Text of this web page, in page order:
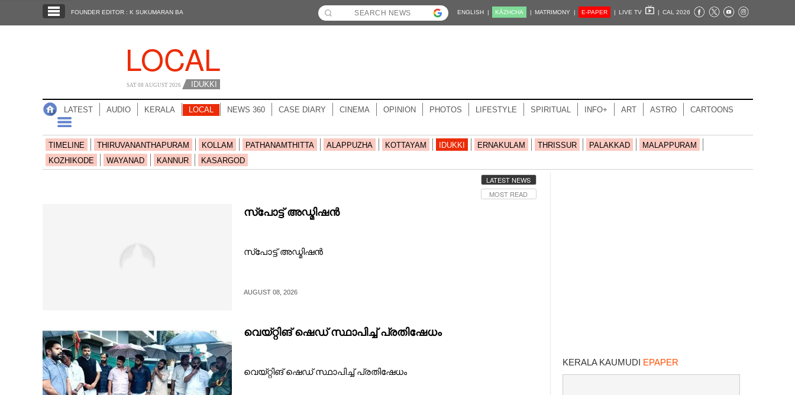
KERALA
PHOTOS
LIFESTYLE
FOUNDER EDITOR : K SUKUMARAN BA ENGLISH | KĀZHCHA | MATRIMONY | E-PAPER | LIVE TV | CAL 2026
LOCAL
SAT 08 AUGUST 2026 IDUKKI
LATEST AUDIO KERALA LOCAL NEWS 360 CASE DIARY CINEMA OPINION PHOTOS LIFESTYLE SPIRITUAL INFO+ ART ASTRO CARTOONS
TIMELINE THIRUVANANTHAPURAM KOLLAM PATHANAMTHITTA ALAPPUZHA KOTTAYAM IDUKKI ERNAKULAM THRISSUR PALAKKAD
MALAPPURAM
KOZHIKODE
WAYANAD KANNUR KASARGOD
LATEST NEWS
MOST READ
സ്‌പോട്ട് അഡ്മിഷൻ
സ്‌പോട്ട് അഡ്മിഷൻ
AUGUST 08, 2026
വെയ്റ്റിങ് ഷെഡ് സ്ഥാപിച്ച് പ്രതിഷേധം
വെയ്റ്റിങ് ഷെഡ് സ്ഥാപിച്ച് പ്രതിഷേധം
KERALA KAUMUDI EPAPER